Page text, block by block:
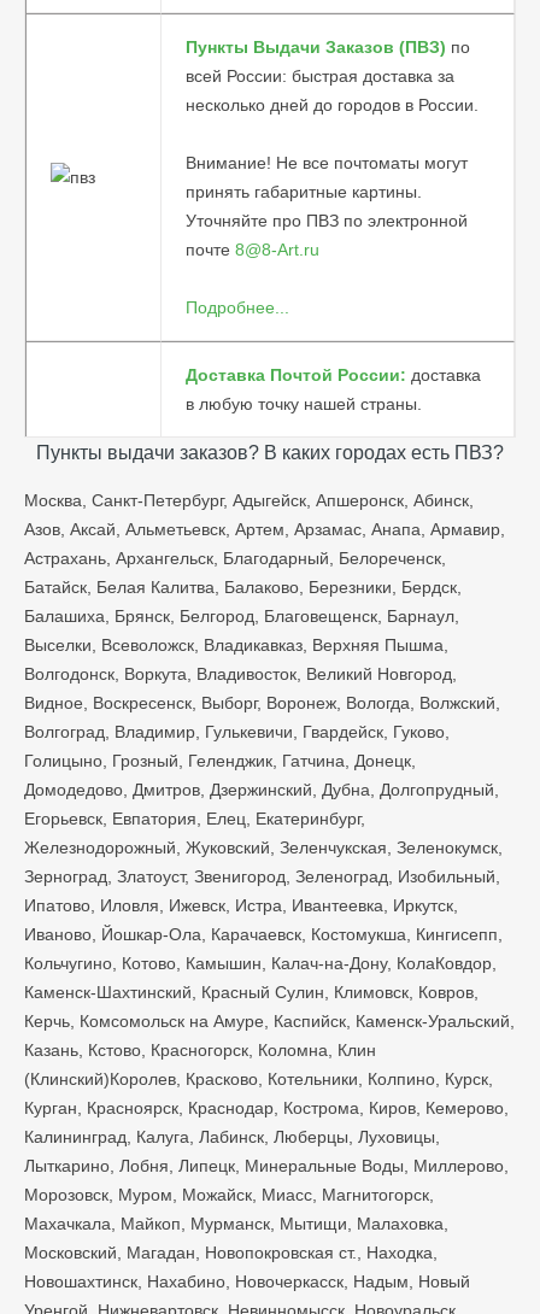
Пункты Выдачи Заказов (ПВЗ) по
всей России: быстрая доставка за
несколько дней до городов в России.
Внимание! Не все почтоматы могут
принять габаритные картины.
Уточняйте про ПВЗ по электронной
почте 8@8-Art.ru
Подробнее...
Доставка Почтой России: доставка
в любую точку нашей страны.
Пункты выдачи заказов? В каких городах есть ПВЗ?
Москва, Санкт-Петербург, Адыгейск, Апшеронск, Абинск,
Азов, Аксай, Альметьевск, Артем, Арзамас, Анапа, Армавир,
Астрахань, Архангельск, Благодарный, Белореченск,
Батайск, Белая Калитва, Балаково, Березники, Бердск,
Балашиха, Брянск, Белгород, Благовещенск, Барнаул,
Выселки, Всеволожск, Владикавказ, Верхняя Пышма,
Волгодонск, Воркута, Владивосток, Великий Новгород,
Видное, Воскресенск, Выборг, Воронеж, Вологда, Волжский,
Волгоград, Владимир, Гулькевичи, Гвардейск, Гуково,
Голицыно, Грозный, Геленджик, Гатчина, Донецк,
Домодедово, Дмитров, Дзержинский, Дубна, Долгопрудный,
Егорьевск, Евпатория, Елец, Екатеринбург,
Железнодорожный, Жуковский, Зеленчукская, Зеленокумск,
Зерноград, Златоуст, Звенигород, Зеленоград, Изобильный,
Ипатово, Иловля, Ижевск, Истра, Ивантеевка, Иркутск,
Иваново, Йошкар-Ола, Карачаевск, Костомукша, Кингисепп,
Кольчугино, Котово, Камышин, Калач-на-Дону, КолаКовдор,
Каменск-Шахтинский, Красный Сулин, Климовск, Ковров,
Керчь, Комсомольск на Амуре, Каспийск, Каменск-Уральский,
Казань, Кстово, Красногорск, Коломна, Клин
(Клинский)Королев, Красково, Котельники, Колпино, Курск,
Курган, Красноярск, Краснодар, Кострома, Киров, Кемерово,
Калининград, Калуга, Лабинск, Люберцы, Луховицы,
Лыткарино, Лобня, Липецк, Минеральные Воды, Миллерово,
Морозовск, Муром, Можайск, Миасс, Магнитогорск,
Махачкала, Майкоп, Мурманск, Мытищи, Малаховка,
Московский, Магадан, Новопокровская ст., Находка,
Новошахтинск, Нахабино, Новочеркасск, Надым, Новый